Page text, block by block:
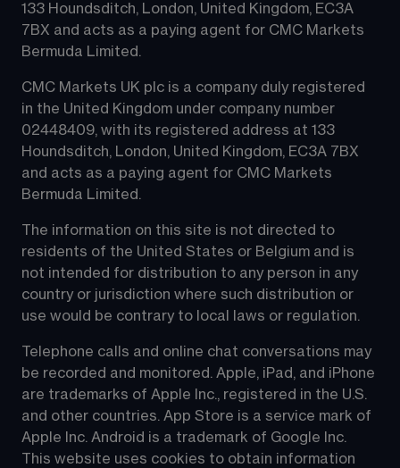
133 Houndsditch, London, United Kingdom, EC3A
7BX and acts as a paying agent for CMC Markets
Bermuda Limited.
CMC Markets UK plc is a company duly registered
in the United Kingdom under company number
02448409, with its registered address at 133
Houndsditch, London, United Kingdom, EC3A 7BX
and acts as a paying agent for CMC Markets
Bermuda Limited.
The information on this site is not directed to
residents of the United States or Belgium and is
not intended for distribution to any person in any
country or jurisdiction where such distribution or
use would be contrary to local laws or regulation.
Telephone calls and online chat conversations may
be recorded and monitored. Apple, iPad, and iPhone
are trademarks of Apple Inc., registered in the U.S.
and other countries. App Store is a service mark of
Apple Inc. Android is a trademark of Google Inc.
This website uses cookies to obtain information